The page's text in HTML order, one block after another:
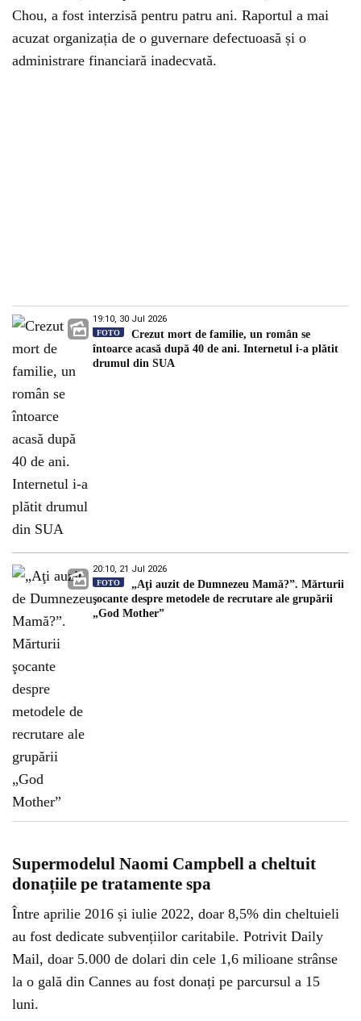
Chou, a fost interzisă pentru patru ani. Raportul a mai
acuzat organizația de o guvernare defectuoasă și o
administrare financiară inadecvată.
19:10, 30 Jul 2026
FOTO
Crezut mort de familie, un român se
întoarce acasă după 40 de ani. Internetul i-a plătit
drumul din SUA
20:10, 21 Jul 2026
FOTO
„Aţi auzit de Dumnezeu Mamă?”. Mărturii
şocante despre metodele de recrutare ale grupării
„God Mother”
Supermodelul Naomi Campbell a cheltuit
donațiile pe tratamente spa
Între aprilie 2016 și iulie 2022, doar 8,5% din cheltuieli
au fost dedicate subvențiilor caritabile. Potrivit Daily
Mail, doar 5.000 de dolari din cele 1,6 milioane strânse
la o gală din Cannes au fost donați pe parcursul a 15
luni.